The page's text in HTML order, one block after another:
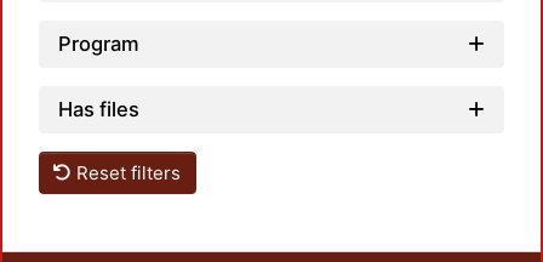
Program
Has files
Reset filters